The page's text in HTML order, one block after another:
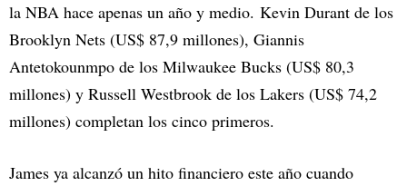
la NBA hace apenas un año y medio. Kevin Durant de los
Brooklyn Nets (US$ 87,9 millones), Giannis
Antetokounmpo de los Milwaukee Bucks (US$ 80,3
millones) y Russell Westbrook de los Lakers (US$ 74,2
millones) completan los cinco primeros.
James ya alcanzó un hito financiero este año cuando